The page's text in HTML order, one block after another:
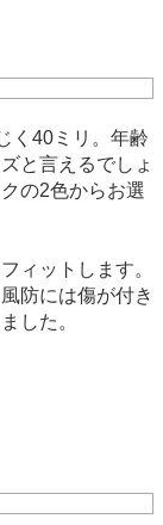
く40ミリ。年齢
と言えるでしょ
の2色からお選
ィットします。
防には傷が付き
した。